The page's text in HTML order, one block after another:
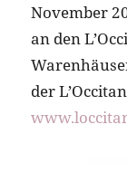
November
an den
der